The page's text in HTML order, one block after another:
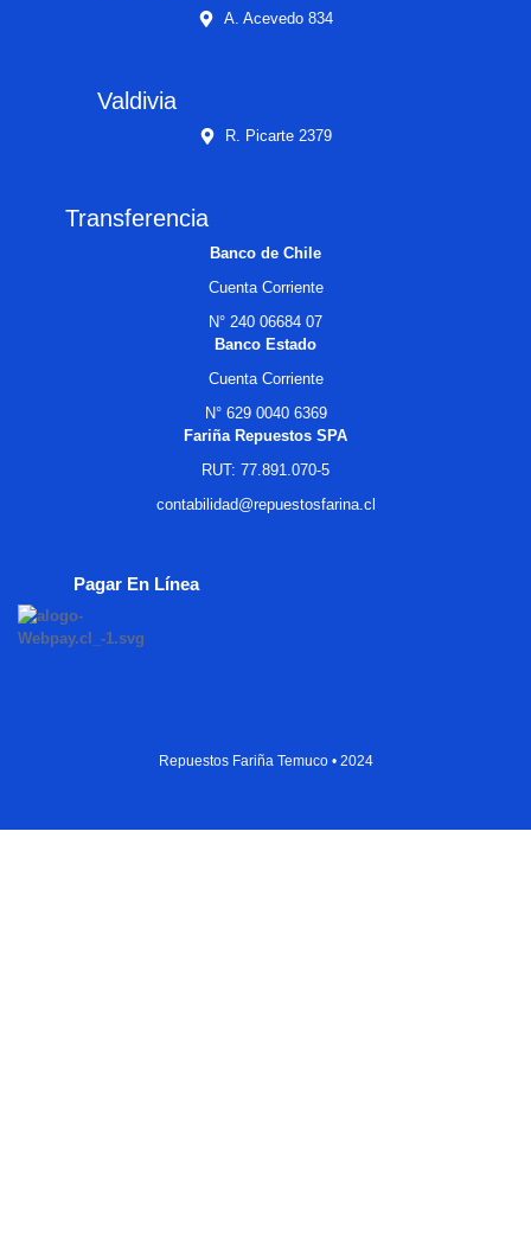
A. Acevedo 834
Valdivia
R. Picarte 2379
Transferencia
Banco de Chile
Cuenta Corriente
N° 240 06684 07
Banco Estado
Cuenta Corriente
N° 629 0040 6369
Fariña Repuestos SPA
RUT: 77.891.070-5
contabilidad@repuestosfarina.cl
Pagar En Línea
Repuestos Fariña Temuco • 2024